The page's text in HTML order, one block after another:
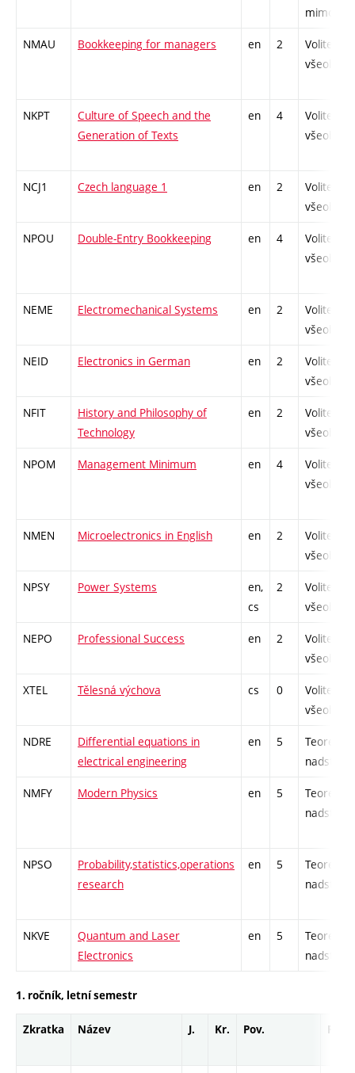
NMAU Bookkeeping for managers en 2
Volitelný
NKPT
Culture of Speech and the
Generation of Texts
en 4
Volitelný
NCJ1 Czech language 1 en 2
Volitelný
NPOU Double-Entry Bookkeeping en 4
Volitelný
NEME Electromechanical Systems en 2
Volitelný
NEID Electronics in German en 2
Volitelný
NFIT
History and Philosophy of
Technology
en 2
Volitelný
NPOM Management Minimum en 4
Volitelný
NMEN Microelectronics in English en 2
Volitelný
NPSY Power Systems
en,
cs
2
Volitelný
NEPO Professional Success en 2
Volitelný
XTEL Tělesná výchova cs 0
Volitelný
NDRE
Differential equations in
electrical engineering
en 5
NMFY Modern Physics en 5
NPSO
Probability,statistics,operations
research
en 5
NKVE
Quantum and Laser
Electronics
en 5
1. ročník, letní semestr
Zkratka Název J. Kr. Pov. Prof.